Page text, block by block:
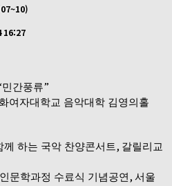
16:27
민간풍류”
여자대학교 음악대학 김영의홀
께 하는 국악 찬양콘서트 , 갈릴리교
문학과정 수료식 기념공연 , 서울